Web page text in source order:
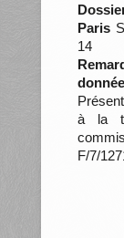
Paris
14
à la
F/7/